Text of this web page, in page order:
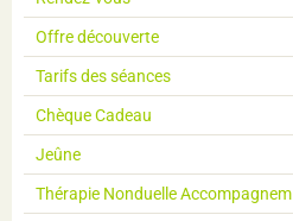
Offre découverte
Tarifs des séances
Chèque Cadeau
Jeûne
Thérapie Nonduelle Accompagnem